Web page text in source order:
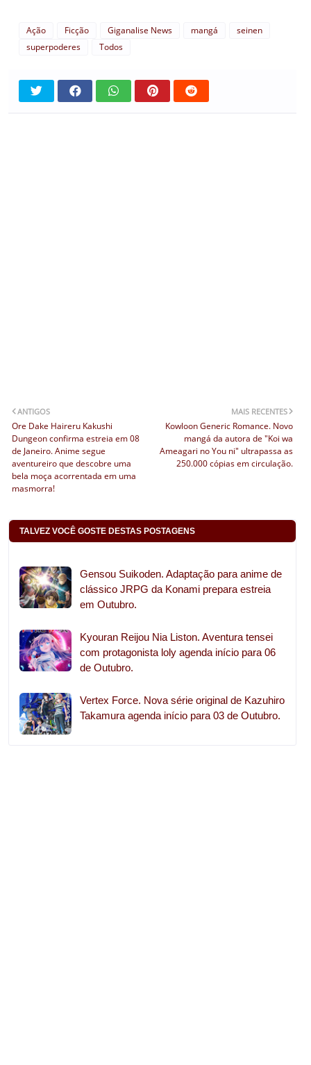
Ação Ficção Giganalise News mangá
seinen
superpoderes
Todos
MAIS RECENTES
Kowloon Generic Romance. Novo
mangá da autora de "Koi wa
Ameagari no You ni" ultrapassa as
250.000 cópias em circulação.
ANTIGOS
Ore Dake Haireru Kakushi
Dungeon confirma estreia em 08
de Janeiro. Anime segue
aventureiro que descobre uma
bela moça acorrentada em uma
masmorra!
TALVEZ VOCÊ GOSTE DESTAS POSTAGENS
Gensou Suikoden. Adaptação para anime de
clássico JRPG da Konami prepara estreia
em Outubro.
Kyouran Reijou Nia Liston. Aventura tensei
com protagonista loly agenda início para 06
de Outubro.
Vertex Force. Nova série original de Kazuhiro
Takamura agenda início para 03 de Outubro.